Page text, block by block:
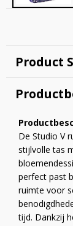
Product
De Studio V
stijlvolle tas
perfect past
ruimte voor
tijd. Dankzij